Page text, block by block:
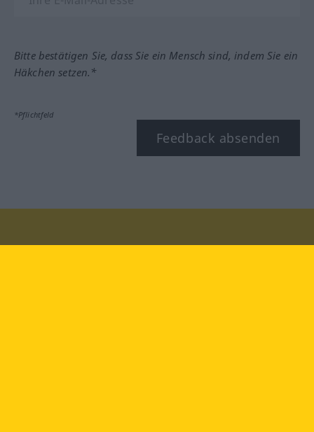
Bitte bestätigen Sie, dass Sie ein Mensch sind, indem Sie ein
Häkchen setzen.*
*Pflichtfeld
Feedback absenden